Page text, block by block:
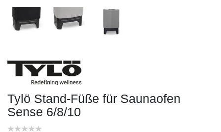
Tylö Stand-Füße für Saunaofen
Sense 6/8/10